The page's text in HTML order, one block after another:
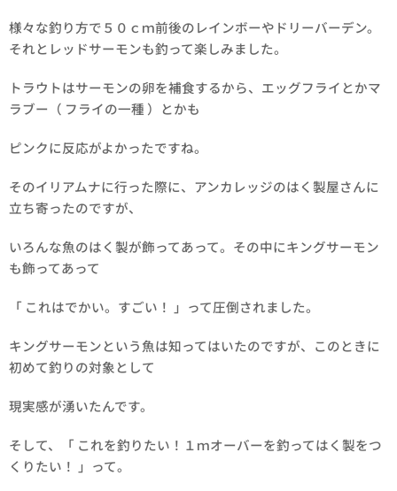
様々な釣り方で５０ｃｍ前後のレインボーやドリーバーデン。
それとレッドサーモンも釣って楽しみました。
トラウトはサーモンの卵を補食するから、エッグフライとかマ
ラブー（ フライの一種 ）とかも
ピンクに反応がよかったですね。
そのイリアムナに行った際に、アンカレッジのはく製屋さんに
立ち寄ったのですが、
いろんな魚のはく製が飾ってあって。その中にキングサーモン
も飾ってあって
「 これはでかい。すごい！ 」って圧倒されました。
キングサーモンという魚は知ってはいたのですが、このときに
初めて釣りの対象として
現実感が湧いたんです。
そして、「 これを釣りたい！１ｍオーバーを釣ってはく製をつ
くりたい！ 」って。